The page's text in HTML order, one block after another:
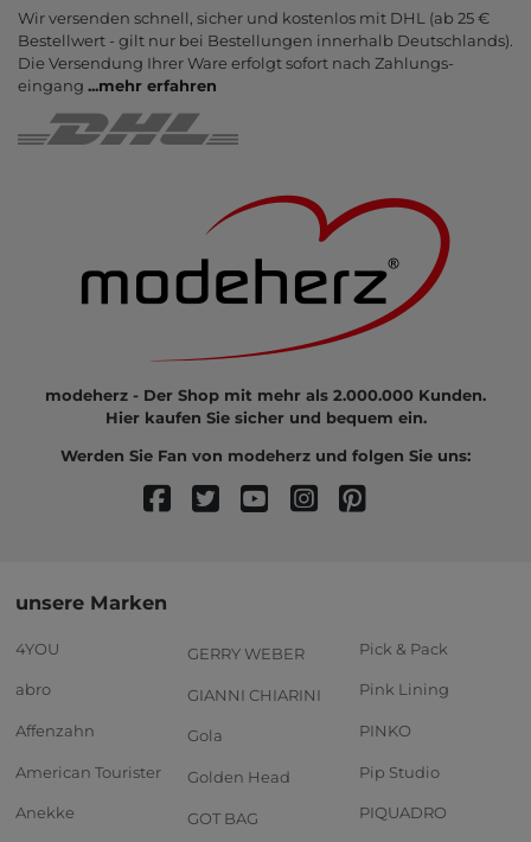
Wir versenden schnell, sicher und kostenlos mit DHL (ab 25 €
Bestell­wert - gilt nur bei Bestel­lungen inner­halb Deutsch­lands).
Die Ver­sendung Ihrer Ware er­folgt sofort nach Zahlungs­
eingang ...mehr erfahren
modeherz - Der Shop mit mehr als 2.000.000 Kunden.
Hier kaufen Sie sicher und bequem ein.
Werden Sie Fan von modeherz und folgen Sie uns:
unsere Marken
4YOU
abro
Affenzahn
American Tourister
Anekke
GERRY WEBER
GIANNI CHIARINI
Gola
Golden Head
GOT BAG
Pick & Pack
Pink Lining
PINKO
Pip Studio
PIQUADRO